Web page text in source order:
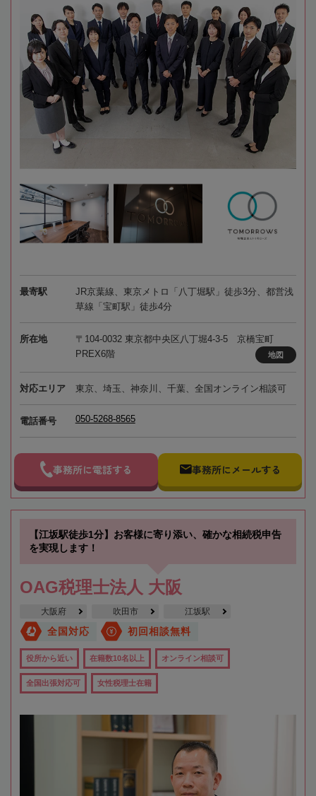
最寄駅
JR京葉線、東京メトロ「八丁堀駅」徒歩3分、都営浅
草線「宝町駅」徒歩4分
所在地
〒104-0032 東京都中央区八丁堀4-3-5 京橋宝町
PREX6階
地図
対応エリア 東京、埼玉、神奈川、千葉、全国オンライン相談可
電話番号 050-5268-8565
事務所に電話する 事務所にメールする
【江坂駅徒歩1分】お客様に寄り添い、確かな相続税申告
を実現します！
OAG税理士法人 大阪
大阪府 吹田市 江坂駅
全国対応 初回相談無料
役所から近い 在籍数10名以上 オンライン相談可
全国出張対応可 女性税理士在籍